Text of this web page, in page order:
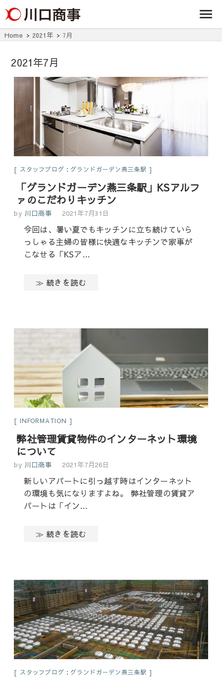
事株式
会社
アパート・マンシ
ョン・マンショ
ン・店舗・事務所
は川口商事株式会
Home 2021年 7月
2021年7月
スタッフブログ：グランドガーデン燕三条駅
「グランドガーデン燕三条駅」KSアルフ
ァのこだわりキッチン
by 川口商事 2021年7月31日
今回は、暑い夏でもキッチンに立ち続けていら
っしゃる主婦の皆様に快適なキッチンで家事が
こなせる「KSア…
≫ 続きを読む
INFORMATION
弊社管理賃貸物件のインターネット環境
について
by 川口商事 2021年7月26日
新しいアパートに引っ越す時はインターネット
の環境も気になりますよね。 弊社管理の賃貸ア
パートは「イン…
≫ 続きを読む
スタッフブログ：グランドガーデン燕三条駅